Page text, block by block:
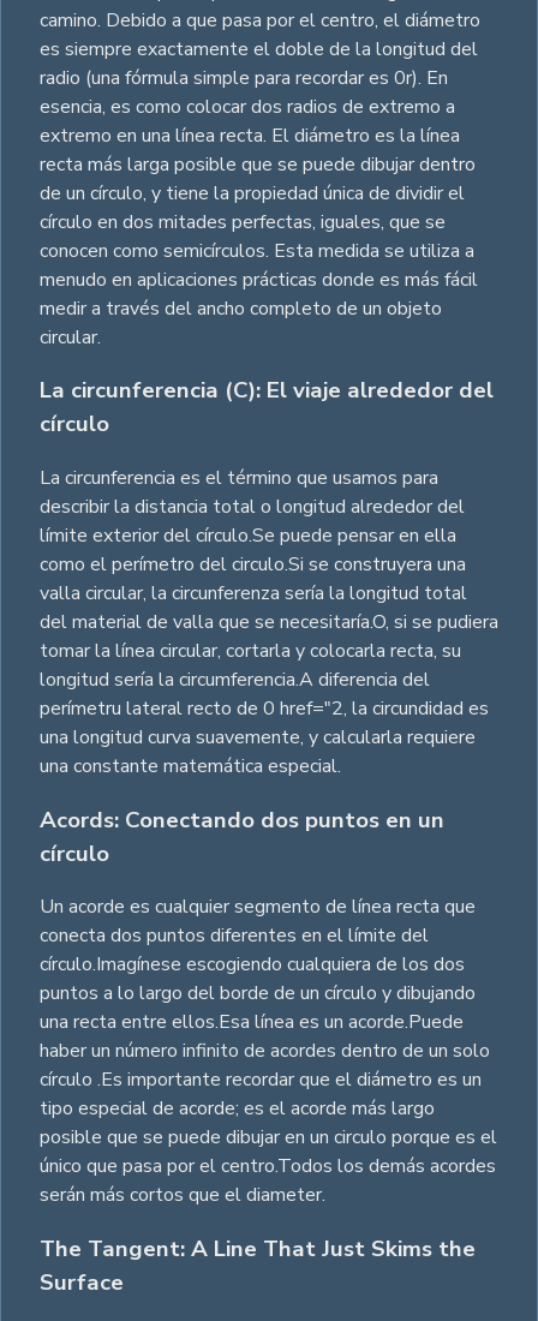
camino. Debido a que pasa por el centro, el diámetro
es siempre exactamente el doble de la longitud del
radio (una fórmula simple para recordar es 0r). En
esencia, es como colocar dos radios de extremo a
extremo en una línea recta. El diámetro es la línea
recta más larga posible que se puede dibujar dentro
de un círculo, y tiene la propiedad única de dividir el
círculo en dos mitades perfectas, iguales, que se
conocen como semicírculos. Esta medida se utiliza a
menudo en aplicaciones prácticas donde es más fácil
medir a través del ancho completo de un objeto
circular.
La circunferencia (C): El viaje alrededor del
círculo
La circunferencia es el término que usamos para
describir la distancia total o longitud alrededor del
límite exterior del círculo.Se puede pensar en ella
como el perímetro del circulo.Si se construyera una
valla circular, la circunferenza sería la longitud total
del material de valla que se necesitaría.O, si se pudiera
tomar la línea circular, cortarla y colocarla recta, su
longitud sería la circumferencia.A diferencia del
perímetru lateral recto de 0 href="2, la circundidad es
una longitud curva suavemente, y calcularla requiere
una constante matemática especial.
Acords: Conectando dos puntos en un
círculo
Un acorde es cualquier segmento de línea recta que
conecta dos puntos diferentes en el límite del
círculo.Imagínese escogiendo cualquiera de los dos
puntos a lo largo del borde de un círculo y dibujando
una recta entre ellos.Esa línea es un acorde.Puede
haber un número infinito de acordes dentro de un solo
círculo .Es importante recordar que el diámetro es un
tipo especial de acorde; es el acorde más largo
posible que se puede dibujar en un circulo porque es el
único que pasa por el centro.Todos los demás acordes
serán más cortos que el diameter.
The Tangent: A Line That Just Skims the
Surface